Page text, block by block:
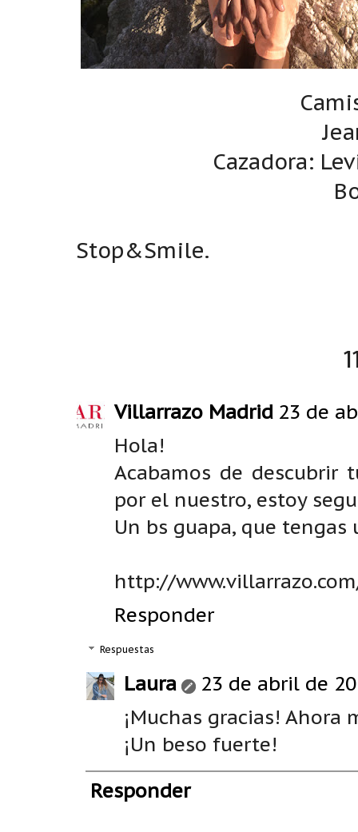
Cazadora:
Stop&Smile.
Villarrazo Madrid 23 de
Hola!
Acabamos de descubrir
por el nuestro, estoy
Un bs guapa, que
http://
Responder
Respuestas
Laura
23 de abril de
¡Muchas gracias! Ahora
¡Un beso fuerte!
Responder